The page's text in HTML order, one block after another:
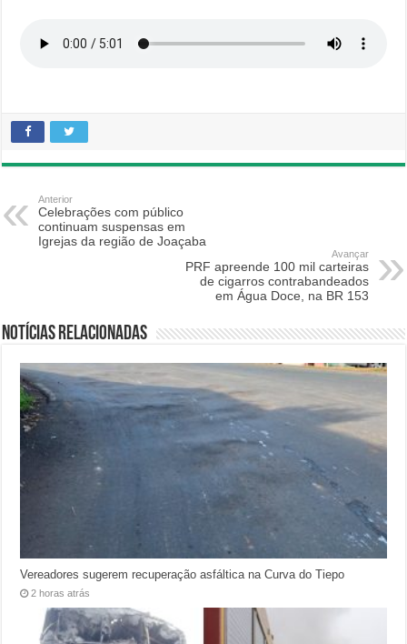
Anterior
Celebrações com público
continuam suspensas em
Igrejas da região de Joaçaba
Avançar
PRF apreende 100 mil carteiras
de cigarros contrabandeados
em Água Doce, na BR 153
Notícias relacionadas
Vereadores sugerem recuperação asfáltica na Curva do Tiepo
2 horas atrás